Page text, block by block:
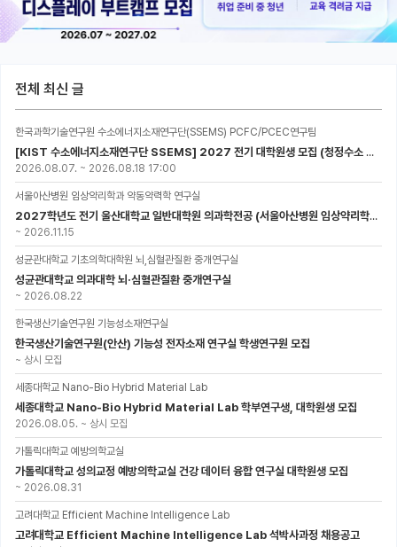
전체 최신 글
한국과학기술연구원 수소에너지소재연구단(SSEMS) PCFC/PCEC연구팀
[KIST 수소에너지소재연구단 SSEMS] 2027 전기 대학원생 모집 (청정수소 생산/활용을 위한 프로톤 세라믹 전지)
2026.08.07. ~ 2026.08.18 17:00
서울아산병원 임상약리학과 약동약력학 연구실
2027학년도 전기 울산대학교 일반대학원 의과학전공 (서울아산병원 임상약리학과 약동약력학 연구실) 대학원생 모집공고
~ 2026.11.15
성균관대학교 기초의학대학원 뇌,심혈관질환 중개연구실
성균관대학교 의과대학 뇌·심혈관질환 중개연구실
~ 2026.08.22
한국생산기술연구원 기능성소재연구실
한국생산기술연구원(안산) 기능성 전자소재 연구실 학생연구원 모집
~ 상시 모집
세종대학교 Nano-Bio Hybrid Material Lab
세종대학교 Nano-Bio Hybrid Material Lab 학부연구생, 대학원생 모집
2026.08.05. ~ 상시 모집
가톨릭대학교 예방의학교실
가톨릭대학교 성의교정 예방의학교실 건강 데이터 융합 연구실 대학원생 모집
~ 2026.08.31
고려대학교 Efficient Machine Intelligence Lab
고려대학교 Efficient Machine Intelligence Lab 석박사과정 채용공고